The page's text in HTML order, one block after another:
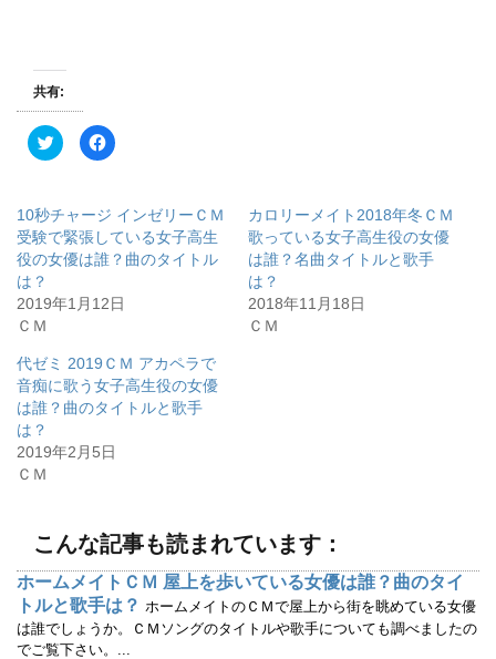
共有:
ク
リ
て
T
w
i
t
r
で
新
し
い
ウ
ィ
ド
ウ
F
a
o
o
k
で
共
る
に
ッ
ク
し
て
く
さ
い
ィ
ン
ウ
で
開
き
ま
10秒チャージ インゼリーＣＭ
受験で緊張している女子高生
役の女優は誰？曲のタイトル
は？
2019年1月12日
ＣＭ
カロリーメイト2018年冬ＣＭ
歌っている女子高生役の女優
は誰？名曲タイトルと歌手
は？
2018年11月18日
ＣＭ
代ゼミ 2019ＣＭ アカペラで
音痴に歌う女子高生役の女優
は誰？曲のタイトルと歌手
は？
2019年2月5日
ＣＭ
こんな記事も読まれています：
ホームメイトＣＭ 屋上を歩いている女優は誰？曲のタイ
トルと歌手は？ ホームメイトのＣＭで屋上から街を眺めている女優
は誰でしょうか。ＣＭソングのタイトルや歌手についても調べましたの
でご覧下さい。...